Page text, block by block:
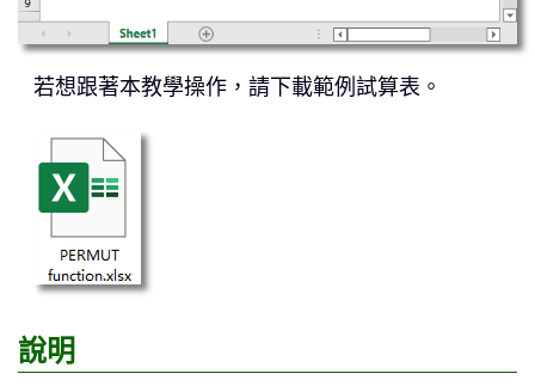
若想跟著本教學操作，請下載範例試算表。
說明